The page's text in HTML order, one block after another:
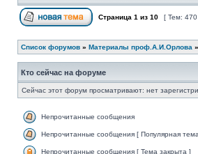
Страница 1 из 10 [ Тем: 470
Список форумов » Материалы проф.А.И.Орлова »
Кто сейчас на форуме
Сейчас этот форум просматривают: нет
Непрочитанные сообщения
Непрочитанные сообщения [ Популярная
Непрочитанные сообщения [ Тема закрыта ]